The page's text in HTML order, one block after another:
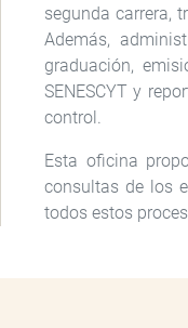
segunda carrera,
Además,
graduación,
SENESCYT y
control.
Esta oficina
consultas de los
todos estos